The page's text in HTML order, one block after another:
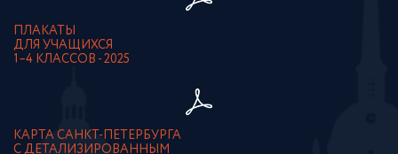
ПЛАКАТЫ
ДЛЯ УЧАЩИХСЯ
1–4 КЛАССОВ - 2025
КАРТА САНКТ-ПЕТЕРБУРГА
С ДЕТАЛИЗИРОВАННЫМ